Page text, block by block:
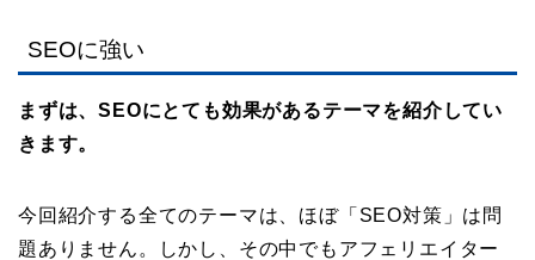
SEOに強い
まずは、SEOにとても効果があるテーマを紹介してい
きます。
今回紹介する全てのテーマは、ほぼ「SEO対策」は問
題ありません。しかし、その中でもアフェリエイター